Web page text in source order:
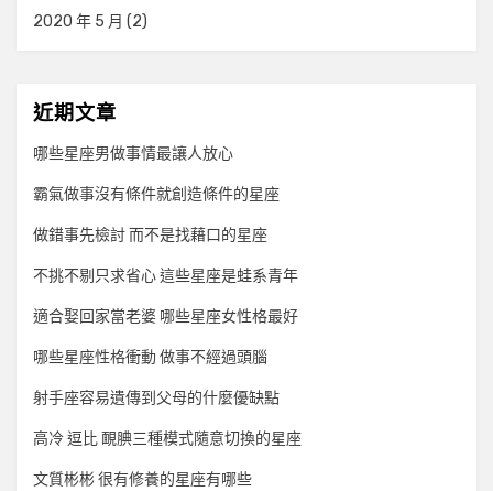
2020 年 5 月 (2)
近期文章
哪些星座男做事情最讓人放心
霸氣做事沒有條件就創造條件的星座
做錯事先檢討 而不是找藉口的星座
不挑不剔只求省心 這些星座是蛙系青年
適合娶回家當老婆 哪些星座女性格最好
哪些星座性格衝動 做事不經過頭腦
射手座容易遺傳到父母的什麼優缺點
高冷 逗比 靦腆三種模式隨意切換的星座
文質彬彬 很有修養的星座有哪些